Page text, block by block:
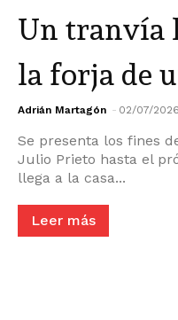
Un tranvía
la forja de
Adrián Martagón - 02/07/2026
Se presenta los fines
Julio Prieto hasta el
llega a la casa...
Leer más